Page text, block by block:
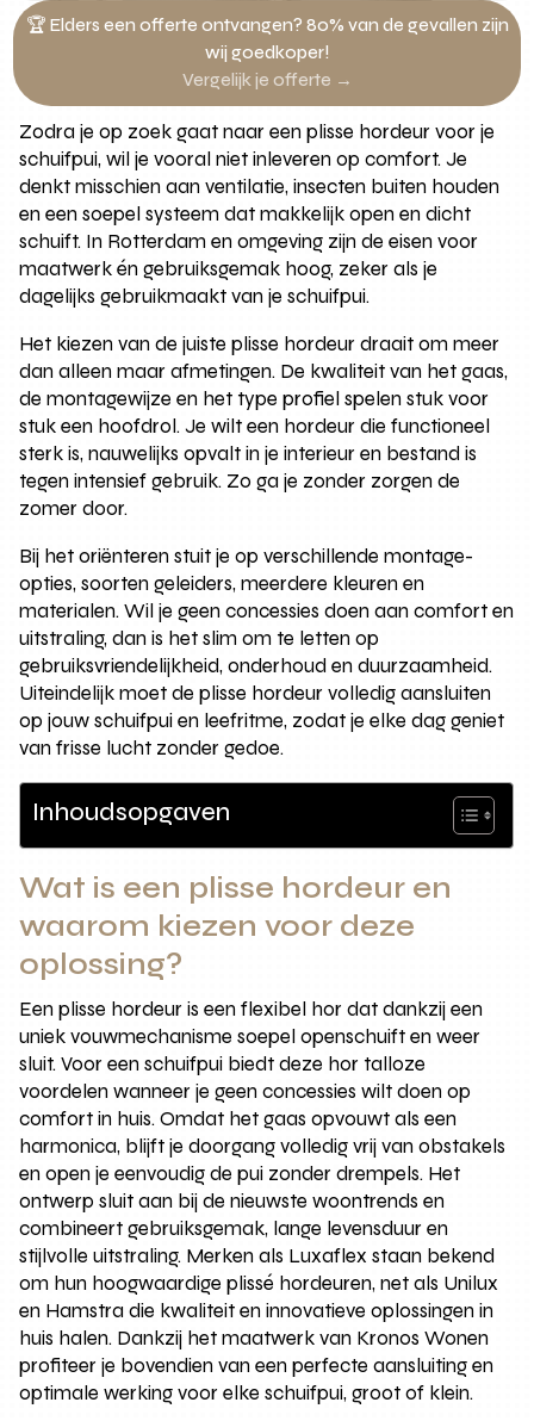
🏆 Elders een offerte ontvangen? 80% van de gevallen zijn
wij goedkoper!
Vergelijk je offerte →
Zodra je op zoek gaat naar een plisse hordeur voor je
schuifpui, wil je vooral niet inleveren op comfort. Je
denkt misschien aan ventilatie, insecten buiten houden
en een soepel systeem dat makkelijk open en dicht
schuift. In Rotterdam en omgeving zijn de eisen voor
maatwerk én gebruiksgemak hoog, zeker als je
dagelijks gebruikmaakt van je schuifpui.
Het kiezen van de juiste plisse hordeur draait om meer
dan alleen maar afmetingen. De kwaliteit van het gaas,
de montagewijze en het type profiel spelen stuk voor
stuk een hoofdrol. Je wilt een hordeur die functioneel
sterk is, nauwelijks opvalt in je interieur en bestand is
tegen intensief gebruik. Zo ga je zonder zorgen de
zomer door.
Bij het oriënteren stuit je op verschillende montage-
opties, soorten geleiders, meerdere kleuren en
materialen. Wil je geen concessies doen aan comfort en
uitstraling, dan is het slim om te letten op
gebruiksvriendelijkheid, onderhoud en duurzaamheid.
Uiteindelijk moet de plisse hordeur volledig aansluiten
op jouw schuifpui en leefritme, zodat je elke dag geniet
van frisse lucht zonder gedoe.
Inhoudsopgaven
Wat is een plisse hordeur en
waarom kiezen voor deze
oplossing?
Een plisse hordeur is een flexibel hor dat dankzij een
uniek vouwmechanisme soepel openschuift en weer
sluit. Voor een schuifpui biedt deze hor talloze
voordelen wanneer je geen concessies wilt doen op
comfort in huis. Omdat het gaas opvouwt als een
harmonica, blijft je doorgang volledig vrij van obstakels
en open je eenvoudig de pui zonder drempels. Het
ontwerp sluit aan bij de nieuwste woontrends en
combineert gebruiksgemak, lange levensduur en
stijlvolle uitstraling. Merken als Luxaflex staan bekend
om hun hoogwaardige plissé hordeuren, net als Unilux
en Hamstra die kwaliteit en innovatieve oplossingen in
huis halen. Dankzij het maatwerk van Kronos Wonen
profiteer je bovendien van een perfecte aansluiting en
optimale werking voor elke schuifpui, groot of klein.